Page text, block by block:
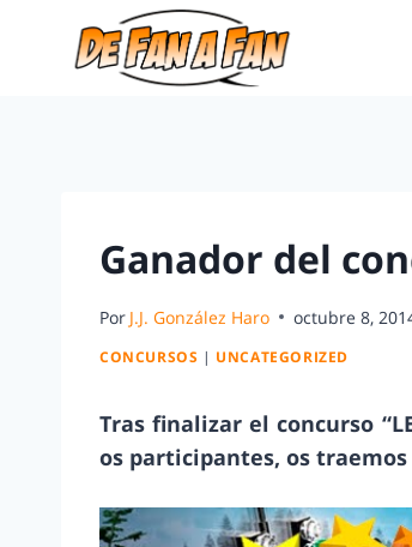
Ganador del
Por J.J. González Haro octubre 8,
CONCURSOS | UNCATEGORIZED
Tras finalizar el concurso
os participantes, os